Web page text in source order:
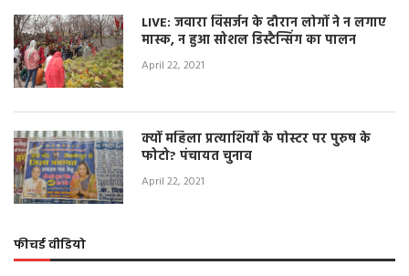
LIVE: जवारा विसर्जन के दौरान लोगों ने न लगाए
मास्क, न हुआ सोशल डिस्टैन्सिंग का पालन
April 22, 2021
क्यों महिला प्रत्याशियों के पोस्टर पर पुरुष के
फोटो? पंचायत चुनाव
April 22, 2021
फीचर्ड वीडियो